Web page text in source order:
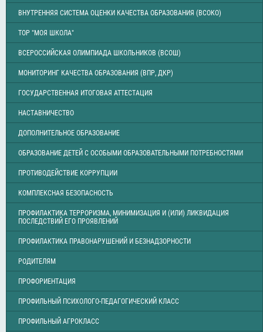
ВНУТРЕННЯЯ СИСТЕМА ОЦЕНКИ КАЧЕСТВА ОБРАЗОВАНИЯ (ВСОКО)
ТОР "МОЯ ШКОЛА"
ВСЕРОССИЙСКАЯ ОЛИМПИАДА ШКОЛЬНИКОВ (ВСОШ)
МОНИТОРИНГ КАЧЕСТВА ОБРАЗОВАНИЯ (ВПР, ДКР)
ГОСУДАРСТВЕННАЯ ИТОГОВАЯ АТТЕСТАЦИЯ
НАСТАВНИЧЕСТВО
ДОПОЛНИТЕЛЬНОЕ ОБРАЗОВАНИЕ
ОБРАЗОВАНИЕ ДЕТЕЙ С ОСОБЫМИ ОБРАЗОВАТЕЛЬНЫМИ ПОТРЕБНОСТЯМИ
ПРОТИВОДЕЙСТВИЕ КОРРУПЦИИ
КОМПЛЕКСНАЯ БЕЗОПАСНОСТЬ
ПРОФИЛАКТИКА ТЕРРОРИЗМА, МИНИМИЗАЦИЯ И (ИЛИ) ЛИКВИДАЦИЯ
ПОСЛЕДСТВИЙ ЕГО ПРОЯВЛЕНИЙ
ПРОФИЛАКТИКА ПРАВОНАРУШЕНИЙ И БЕЗНАДЗОРНОСТИ
РОДИТЕЛЯМ
ПРОФОРИЕНТАЦИЯ
ПРОФИЛЬНЫЙ ПСИХОЛОГО-ПЕДАГОГИЧЕСКИЙ КЛАСС
ПРОФИЛЬНЫЙ АГРОКЛАСС